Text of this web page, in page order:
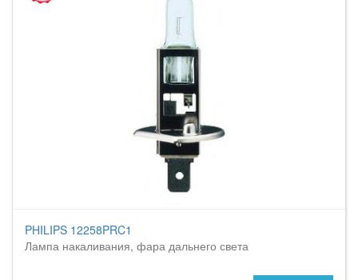
PHILIPS 12258PRC1
Лампа накаливания, фара дальнего света